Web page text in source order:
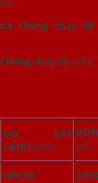
Chống cháy 60
cháy 90 phút
ĐỘ DÀY
CÁNH(mm)
m2)
(45) 50